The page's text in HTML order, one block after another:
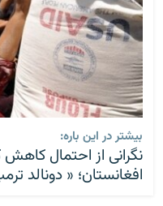
بیشتر در این باره:
نگرانی از احتمال
افغانستان؛ « دونالد